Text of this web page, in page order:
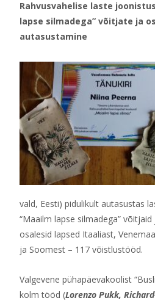
Rahvusvahelise laste
lapse silmadega” võitjate ja
autasustamine
vald, Eesti) pidulikult autasustas
“Maailm lapse silmadega”
osalesid lapsed Itaaliast,
ja Soomest – 117 võistlustööd.
Valgevene pühapäevakoolist
kolm tööd (Lorenzo Pukk,